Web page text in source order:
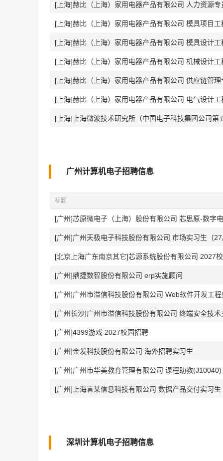
[上海]赫比（上海）家用电器产品有限公司 人力资源专
[上海]赫比（上海）家用电器产品有限公司 模具项目工
[上海]赫比（上海）家用电器产品有限公司 模具设计工
[上海]赫比（上海）家用电器产品有限公司 机械设计工
[上海]赫比（上海）家用电器产品有限公司 供应链管理
[上海]赫比（上海）家用电器产品有限公司 电气设计工
[上海]上海微波技术研究所（中国电子科技集团公司第
广州计算机电子招聘信息
标题
[广州]芯原微电子（上海）股份有限公司 芯思原-数字
[北京上海广东南京其它]芯源系统股份有限公司 2027
[广州]鼎捷数智股份有限公司 erp实施顾问
[广州]广州市溢信科技股份有限公司 Web软件开发工程
[广州长沙]广州市溢信科技股份有限公司 终端安全技
[广州]4399游戏 2027校园招聘
[广州]金发科技股份有限公司 海外招聘实习生
[广州]广州市华美教育管理有限公司 课程助教(J10040)
[广州]上海言某信息科技有限公司 数据产品交付实习生
深圳计算机电子招聘信息